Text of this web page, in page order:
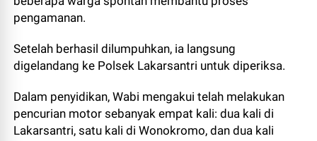
pengamanan.
Setelah berhasil dilumpuhkan, ia langsung
digelandang ke Polsek Lakarsantri untuk diperiksa.
Dalam penyidikan, Wabi mengakui telah melakukan
pencurian motor sebanyak empat kali: dua kali di
Lakarsantri, satu kali di Wonokromo, dan dua kali